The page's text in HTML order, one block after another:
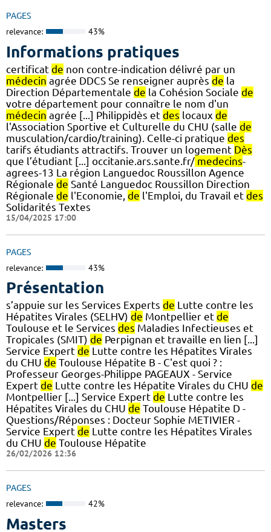
PAGES
relevance: 43%
Informations pratiques
certificat de non contre-indication délivré par un
médecin agrée DDCS Se renseigner auprès de la
Direction Départementale de la Cohésion Sociale de
votre département pour connaître le nom d'un
médecin agrée [...] Philippidès et des locaux de
l'Association Sportive et Culturelle du CHU (salle de
musculation/cardio/training). Celle-ci pratique des
tarifs étudiants attractifs. Trouver un logement Dès
que l’étudiant [...] occitanie.ars.sante.fr/ medecins-
agrees-13 La région Languedoc Roussillon Agence
Régionale de Santé Languedoc Roussillon Direction
Régionale de l'Economie, de l'Emploi, du Travail et des
Solidarités Textes
15/04/2025 17:00
PAGES
relevance: 43%
Présentation
s’appuie sur les Services Experts de Lutte contre les
Hépatites Virales (SELHV) de Montpellier et de
Toulouse et le Services des Maladies Infectieuses et
Tropicales (SMIT) de Perpignan et travaille en lien [...]
Service Expert de Lutte contre les Hépatites Virales
du CHU de Toulouse Hépatite B - C'est quoi ? :
Professeur Georges-Philippe PAGEAUX - Service
Expert de Lutte contre les Hépatite Virales du CHU de
Montpellier [...] Service Expert de Lutte contre les
Hépatites Virales du CHU de Toulouse Hépatite D -
Questions/Réponses : Docteur Sophie METIVIER -
Service Expert de Lutte contre les Hépatites Virales
du CHU de Toulouse Hépatite
26/02/2026 12:36
PAGES
relevance: 42%
Masters